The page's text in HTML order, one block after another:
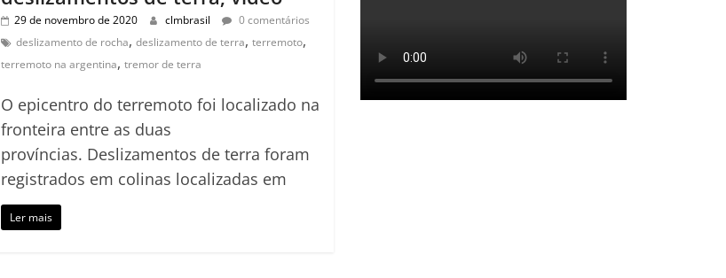
29 de novembro de 2020 clmbrasil
0 comentários
deslizamento de rocha,deslizamento de terra,terremoto,
terremoto na argentina,tremor de terra
O epicentro do terremoto foi localizado na
fronteira entre as duas
províncias. Deslizamentos de terra foram
registrados em colinas localizadas em
Ler mais